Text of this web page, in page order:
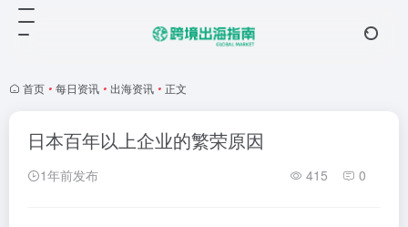
首页 • 每日资讯 • 出海资讯 • 正文
日本百年以上企业的繁荣原因
1年前发布 415 0